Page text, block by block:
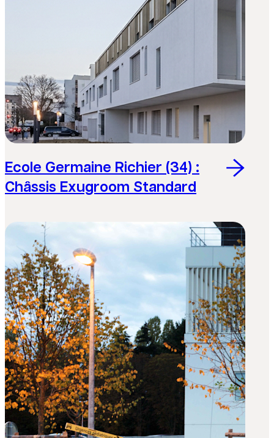
Ecole Germaine Richier (34) :
Châssis Exugroom Standard